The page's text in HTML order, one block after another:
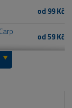
od 99 Kč
od 59 Kč